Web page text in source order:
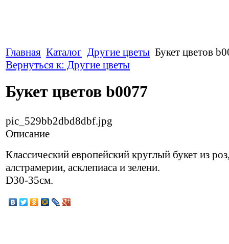
Главная Каталог Другие цветы Букет цветов
Вернуться к: Другие цветы
Букет цветов b0077
pic_529bb2dbd8dbf.jpg
Описание
Классический европейский круглый букет из
алстрамерии, асклепиаса и зелени.
D30-35см.